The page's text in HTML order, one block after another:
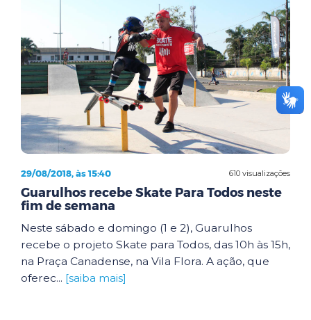
610 visualizações
29/08/2018, às 15:40
Guarulhos recebe Skate Para Todos neste
fim de semana
Neste sábado e domingo (1 e 2), Guarulhos
recebe o projeto Skate para Todos, das 10h às 15h,
na Praça Canadense, na Vila Flora. A ação, que
oferec... [saiba mais]